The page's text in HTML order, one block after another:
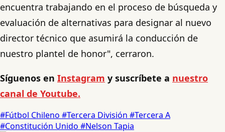
encuentra trabajando en el proceso de búsqueda y
evaluación de alternativas para designar al nuevo
director técnico que asumirá la conducción de
nuestro plantel de honor", cerraron.
Síguenos en Instagram y suscríbete a nuestro
canal de Youtube.
#Fútbol Chileno #Tercera División #Tercera A
#Constitución Unido #Nelson Tapia